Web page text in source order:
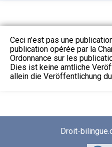
Ceci n’est pas une
publication opérée par la
Ordonnance sur les
Dies ist keine amtliche
allein die Veröffentlichung
Droit-